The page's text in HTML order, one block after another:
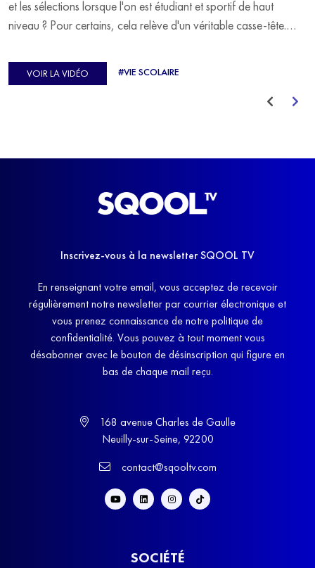
et les sélections lorsque l'on est étudiant et sportif de haut
niveau ? Pour certains, cela relève d'un véritable casse-tête.
d'Europe de Horse-ball, qui a failli abandonner ses études
avant de trouver un nouvel équilibre.
VOIR LA VIDÉO #VIE SCOLAIRE
Inscrivez-vous à la newsletter SQOOL TV
En renseignant votre email, vous acceptez de recevoir
régulièrement notre newsletter par courrier électronique et
vous prenez connaissance de notre politique de
confidentialité. Vous pouvez à tout moment vous
désabonner avec le bouton de désinscription qui figure en
bas de chaque mail reçu.
168 avenue Charles de Gaulle
Neuilly-sur-Seine, 92200
contact@sqooltv.com
SOCIÉTÉ